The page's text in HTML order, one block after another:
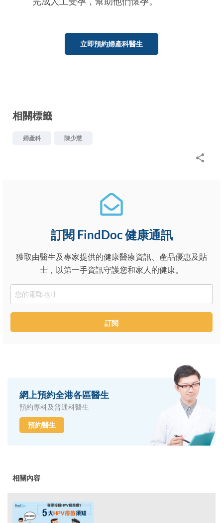
立即預約婦產科醫生
相關標籤
婦產科 陳少慧
訂閱 FindDoc 健康通訊
獲取由醫生及專家提供的健康醫療資訊、產品優惠及貼
士，以第一手資訊守護您和家人的健康。
Email
訂閱
網上預約全港各區醫生
預約專科及普通科醫生
預約醫生
相關內容